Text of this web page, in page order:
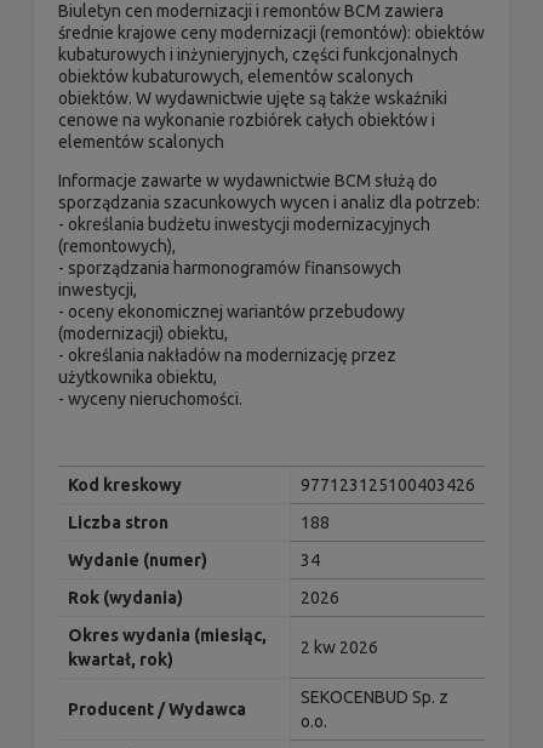
Biuletyn cen modernizacji i remontów BCM zawiera
średnie krajowe ceny modernizacji (remontów): obiektów
kubaturowych i inżynieryjnych, części funkcjonalnych
obiektów kubaturowych, elementów scalonych
obiektów. W wydawnictwie ujęte są także wskaźniki
cenowe na wykonanie rozbiórek całych obiektów i
elementów scalonych
Informacje zawarte w wydawnictwie BCM służą do
sporządzania szacunkowych wycen i analiz dla potrzeb:
- określania budżetu inwestycji modernizacyjnych
(remontowych),
- sporządzania harmonogramów finansowych
inwestycji,
- oceny ekonomicznej wariantów przebudowy
(modernizacji) obiektu,
- określania nakładów na modernizację przez
użytkownika obiektu,
- wyceny nieruchomości.
Kod kreskowy
977123125100403426
Liczba stron
188
Wydanie (numer)
34
Rok (wydania)
2026
Okres wydania (miesiąc,
kwartał, rok)
2 kw 2026
Producent / Wydawca
SEKOCENBUD Sp. z
o.o.